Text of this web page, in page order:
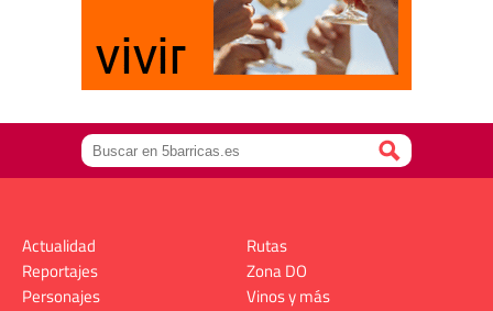
Actualidad
Reportajes
Personajes
Rutas
Zona DO
Vinos y más